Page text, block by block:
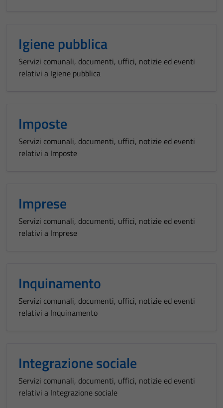
Igiene pubblica
Servizi comunali, documenti, uffici, notizie ed eventi
relativi a Igiene pubblica
Imposte
Servizi comunali, documenti, uffici, notizie ed eventi
relativi a Imposte
Imprese
Servizi comunali, documenti, uffici, notizie ed eventi
relativi a Imprese
Inquinamento
Servizi comunali, documenti, uffici, notizie ed eventi
relativi a Inquinamento
Integrazione sociale
Servizi comunali, documenti, uffici, notizie ed eventi
relativi a Integrazione sociale